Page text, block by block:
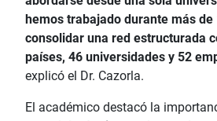
hemos trabajado durante más de
consolidar una red estructurada
países, 46 universidades y 52
explicó el Dr. Cazorla.
El académico destacó la